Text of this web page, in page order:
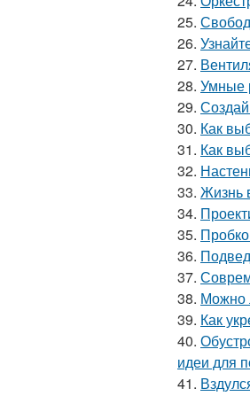
25.
26.
27.
28. Умные
29.
30. Как
31. Как
32.
33. Жизнь
34.
35.
36.
37.
38. Можно
39. Как
40.
идеи для
41.